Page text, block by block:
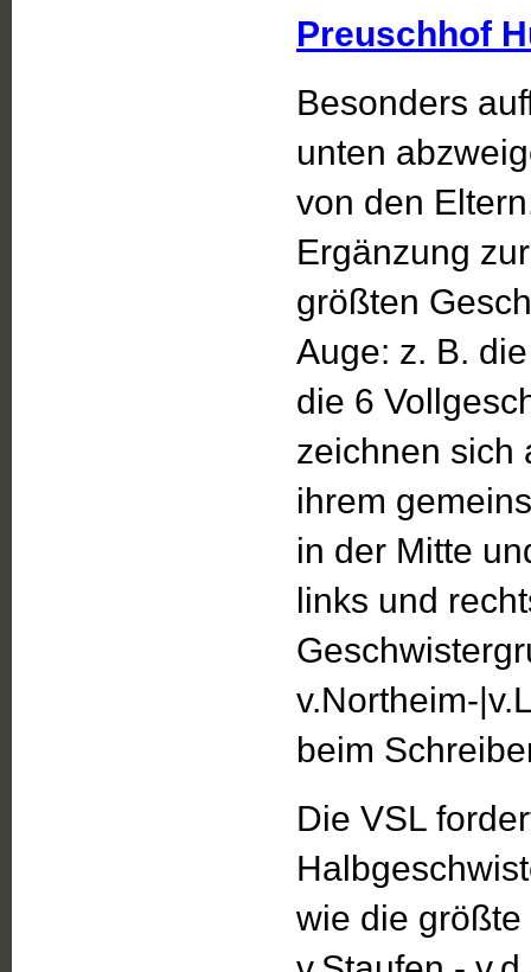
Preuschhof
Besonders
unten
von den
Ergänzung
größten
Auge: z. B.
die 6
zeichnen sich
ihrem
in der Mitte
links und
v.Northeim-
beim
Die VSL
wie die